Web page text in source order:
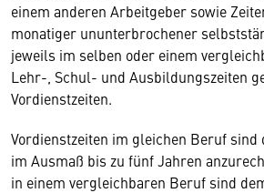
einem anderen Arbeitgeber sowie
monatiger ununterbrochener
jeweils im selben oder einem
Lehr-, Schul- und Ausbildungszeiten
Vordienstzeiten.
Vordienstzeiten im gleichen Beruf
im Ausmaß bis zu fünf Jahren
in einem vergleichbaren Beruf sind